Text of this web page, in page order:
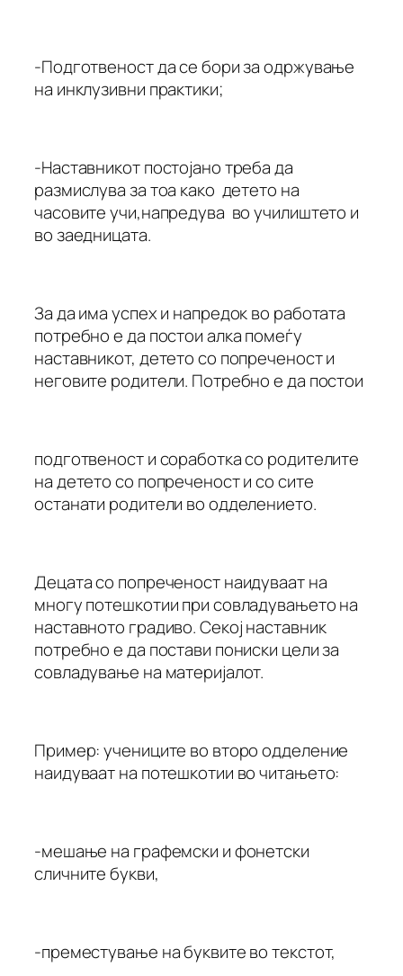
-Подготвеност да се бори за одржување
на инклузивни практики;
-Наставникот постојано треба да
размислува за тоа како детето на
часовите учи,напредува во училиштето и
во заедницата.
За да има успех и напредок во работата
потребно е да постои алка помеѓу
наставникот, детето со попреченост и
неговите родители. Потребно е да постои
подготвеност и соработка со родителите
на детето со попреченост и со сите
останати родители во одделението.
Децата со попреченост наидуваат на
многу потешкотии при совладувањето на
наставното градиво. Секој наставник
потребно е да постави пониски цели за
совладување на материјалот.
Пример: учениците во второ одделение
наидуваат на потешкотии во читањето:
-мешање на графемски и фонетски
сличните букви,
-преместување на буквите во текстот,